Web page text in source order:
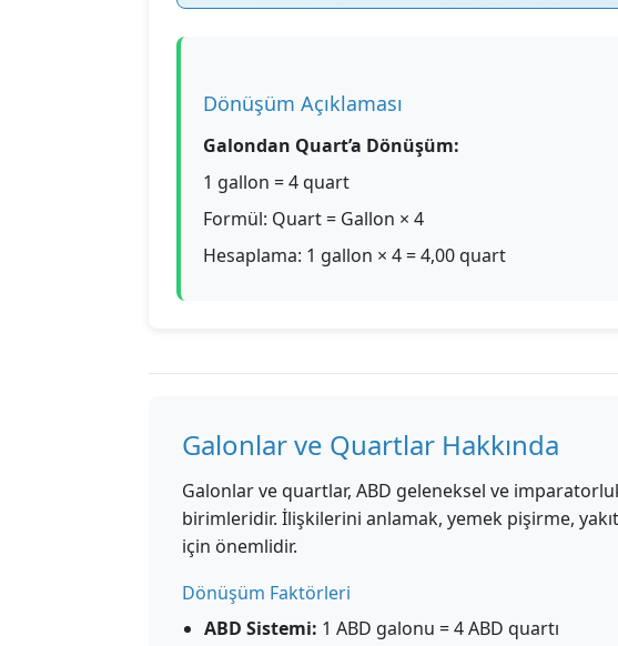
Dönüşüm Açıklaması
Galondan Quart’a Dönüşüm:
1 gallon = 4 quart
Formül: Quart = Gallon × 4
Hesaplama: 1 gallon × 4 = 4,00 quart
Galonlar ve Quartlar Hakkında
Galonlar ve quartlar, ABD geleneksel ve
birimleridir. İlişkilerini anlamak, yemek pişirme,
için önemlidir.
Dönüşüm Faktörleri
ABD Sistemi: 1 ABD galonu = 4 ABD quartı